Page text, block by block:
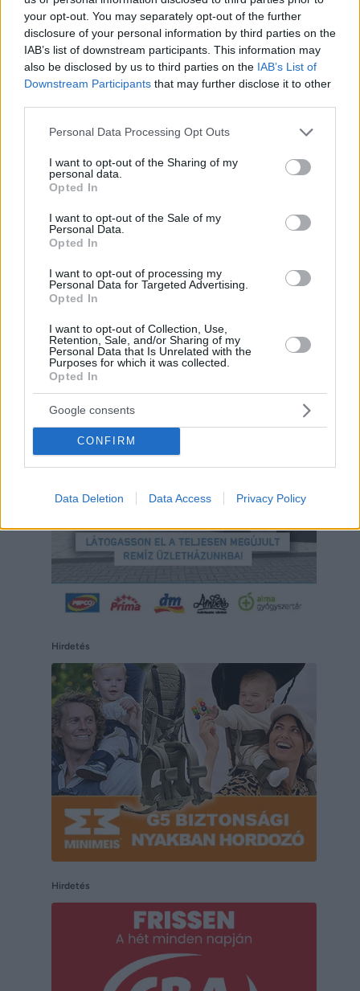
your opt-out. You may separately opt-out of the further
disclosure of your personal information by third parties on the
IAB’s list of downstream participants. This information may
also be disclosed by us to third parties on the IAB’s List of
Downstream Participants that may further disclose it to other
Please note that this website/app uses one or more Google
not limited to your visit or usage behaviour. You may click to
grant or deny consent to Google and its third-party tags to
use your data for below specified purposes in below Google
consent section.
Personal Data Processing Opt Outs
I want to opt-out of the Sharing of my
personal data.
Opted In
I want to opt-out of the Sale of my
Personal Data.
Opted In
I want to opt-out of processing my
Personal Data for Targeted Advertising.
Opted In
I want to opt-out of Collection, Use,
Retention, Sale, and/or Sharing of my
Personal Data that Is Unrelated with the
Purposes for which it was collected.
Opted In
Google consents
CONFIRM
Data Deletion Data Access Privacy Policy
Facebook Twitter
Reddit Telegram
Email
Hirdetés
Hirdetés
Hirdetés
Hirdetés